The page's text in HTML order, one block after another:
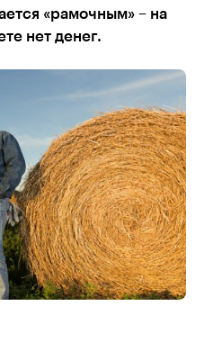
«рамочным» – на
нет денег.